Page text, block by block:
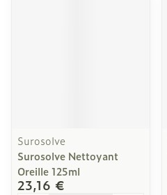
Surosolve
Surosolve Nettoyant
Oreille 125ml
23,16 €